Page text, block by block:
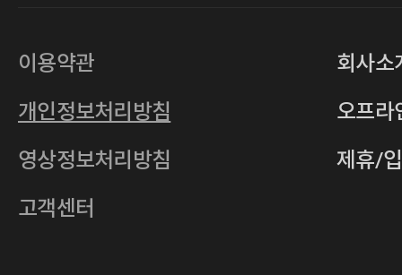
사업자등록번호
통신판매업
2011-서울중구-0149
주소 서울특별시 중구 다산로14길 12 (신당
호스팅사업자
이용약관
개인정보처리방침
영상정보처리방침
고객센터
회사소
오프라
제휴/